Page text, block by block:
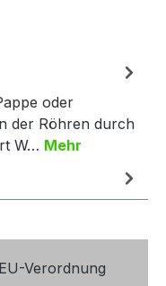
oder
der Röhren durch
W… Mehr
Verordnung